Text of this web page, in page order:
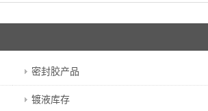
密封胶产品
镀液库存